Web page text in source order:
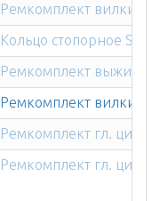
Ремкомплект вилки
Кольцо стопорное
Ремкомплект
Ремкомплект вилки
Ремкомплект гл.
Ремкомплект гл.